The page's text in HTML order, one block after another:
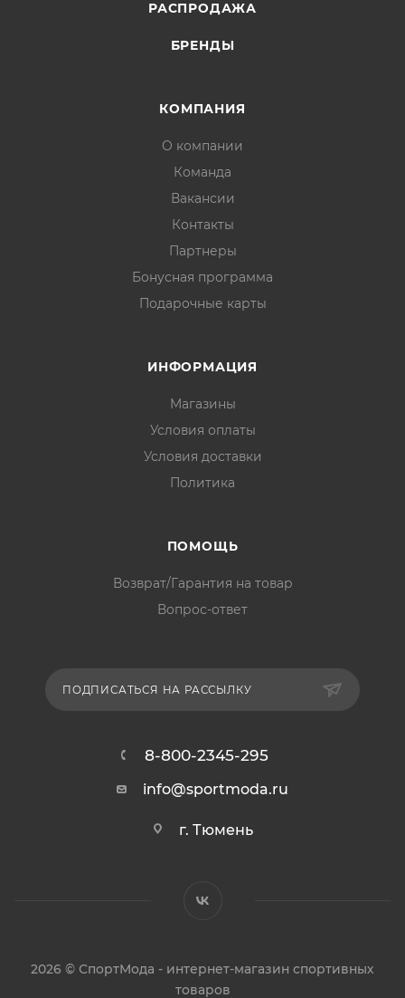
РАСПРОДАЖА
БРЕНДЫ
КОМПАНИЯ
О компании
Команда
Вакансии
Контакты
Партнеры
Бонусная программа
Подарочные карты
ИНФОРМАЦИЯ
Магазины
Условия оплаты
Условия доставки
Политика
ПОМОЩЬ
Возврат/Гарантия на товар
Вопрос-ответ
ПОДПИСАТЬСЯ НА РАССЫЛКУ
8-800-2345-295
info@sportmoda.ru
г. Тюмень
2026 © СпортМода - интернет-магазин спортивных
товаров